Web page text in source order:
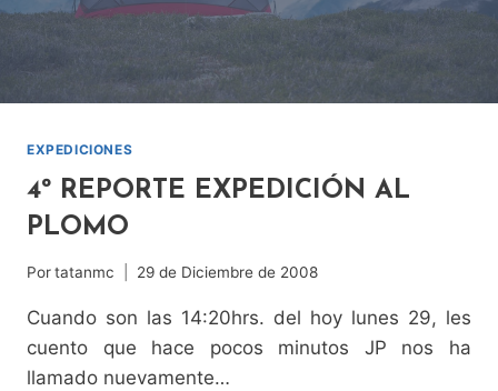
EXPEDICIONES
4º REPORTE EXPEDICIÓN AL
PLOMO
Portatanmc 29 de Diciembre de 2008
Cuando son las 14:20hrs. del hoy lunes 29, les
cuento que hace pocos minutos JP nos ha
llamado nuevamente…